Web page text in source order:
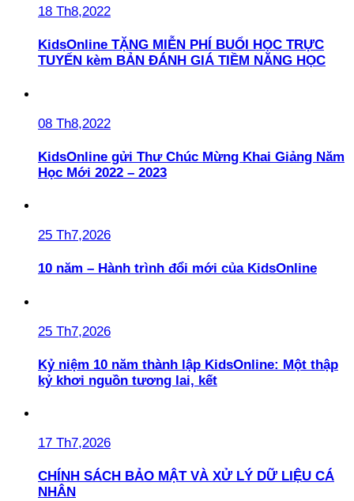
18 Th8,2022
KidsOnline TẶNG MIỄN PHÍ BUỔI HỌC TRỰC
TUYẾN kèm BẢN ĐÁNH GIÁ TIỀM NĂNG HỌC
08 Th8,2022
KidsOnline gửi Thư Chúc Mừng Khai Giảng Năm
Học Mới 2022 – 2023
25 Th7,2026
10 năm – Hành trình đổi mới của KidsOnline
25 Th7,2026
Kỷ niệm 10 năm thành lập KidsOnline: Một thập
kỷ khơi nguồn tương lai, kết
17 Th7,2026
CHÍNH SÁCH BẢO MẬT VÀ XỬ LÝ DỮ LIỆU CÁ
NHÂN